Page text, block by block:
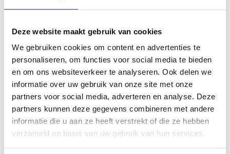
Deze website maakt gebruik van cookies
We gebruiken cookies om content en advertenties te
personaliseren, om functies voor social media te bieden
en om ons websiteverkeer te analyseren. Ook delen we
informatie over uw gebruik van onze site met onze
partners voor social media, adverteren en analyse. Deze
partners kunnen deze gegevens combineren met andere
informatie die u aan ze heeft verstrekt of die ze hebben
verzameld op basis van uw gebruik van hun services.
Drempels ontdekken en